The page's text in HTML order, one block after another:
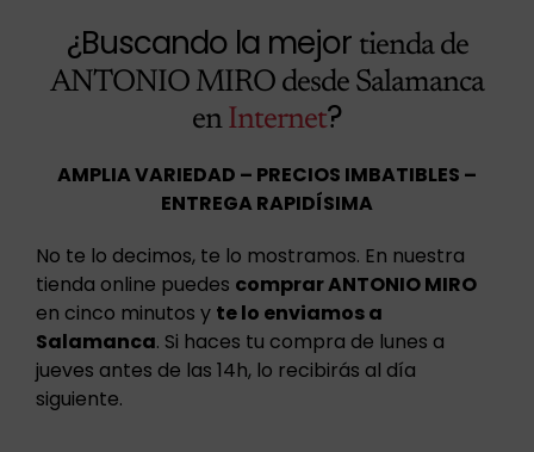
¿Buscando la mejor tienda de
ANTONIO MIRO desde Salamanca
enInternet?
AMPLIA VARIEDAD – PRECIOS IMBATIBLES –
ENTREGA RAPIDÍSIMA
No te lo decimos, te lo mostramos. En nuestra
tienda online puedes comprar ANTONIO MIRO
en cinco minutos y te lo enviamos a
Salamanca. Si haces tu compra de lunes a
jueves antes de las 14h, lo recibirás al día
siguiente.